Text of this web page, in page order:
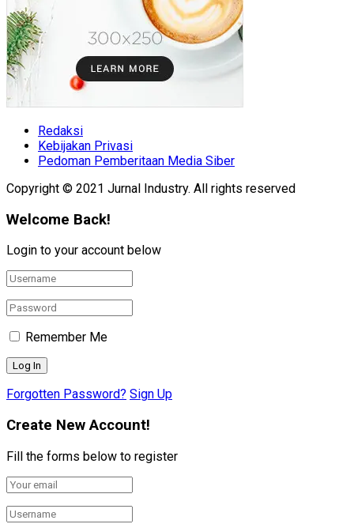
Redaksi
Kebijakan Privasi
Pedoman Pemberitaan Media Siber
Copyright © 2021 Jurnal Industry. All rights reserved
Welcome Back!
Login to your account below
Remember Me
Forgotten Password? Sign Up
Create New Account!
Fill the forms below to register